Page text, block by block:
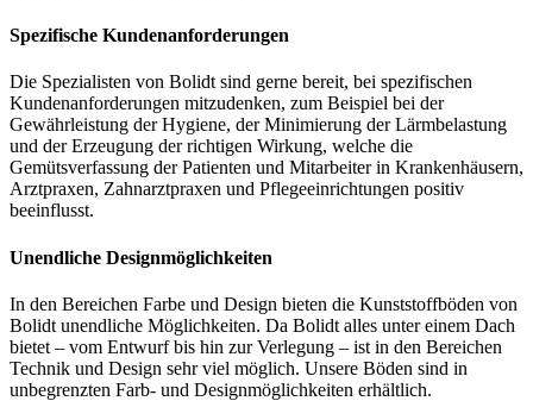
Spezifische Kundenanforderungen
Die Spezialisten von Bolidt sind gerne bereit, bei spezifischen
Kundenanforderungen mitzudenken, zum Beispiel bei der
Gewährleistung der Hygiene, der Minimierung der Lärmbelastung
und der Erzeugung der richtigen Wirkung, welche die
Gemütsverfassung der Patienten und Mitarbeiter in Krankenhäusern,
Arztpraxen, Zahnarztpraxen und Pflegeeinrichtungen positiv
beeinflusst.
Unendliche Designmöglichkeiten
In den Bereichen Farbe und Design bieten die Kunststoffböden von
Bolidt unendliche Möglichkeiten. Da Bolidt alles unter einem Dach
bietet – vom Entwurf bis hin zur Verlegung – ist in den Bereichen
Technik und Design sehr viel möglich. Unsere Böden sind in
unbegrenzten Farb- und Designmöglichkeiten erhältlich.